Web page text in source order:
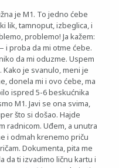
je M1. To jedno ćebe
lik, tamnoput, izbeglica, i
problemo! Ja kažem:
proba da mi otme ćebe.
da mi oduzme. Uspem
je svanulo, meni je
donela mi i ovo ćebe, ma
ispred 5-6 beskućnika
M1. Javi se ona svima,
što si došao. Hajde
radnicom. Uđem, a unutra
i odmah krenemo priču
Dokumenta, pita me
da ti izvadimo ličnu kartu i